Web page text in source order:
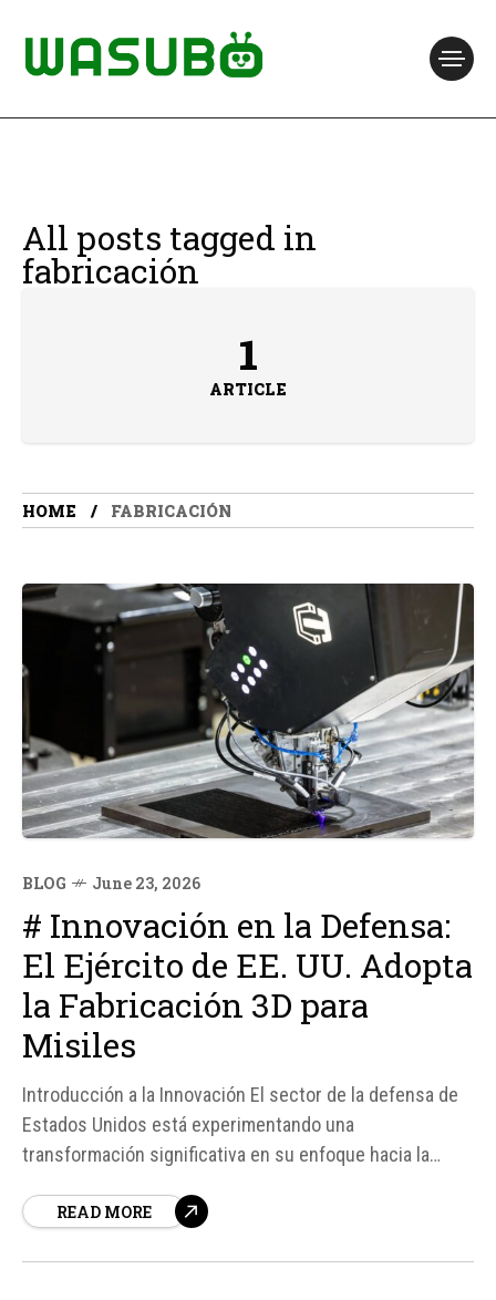
All posts tagged in
fabricación
1
ARTICLE
HOME FABRICACIÓN
BLOG June 23, 2026
# Innovación en la Defensa:
El Ejército de EE. UU. Adopta
la Fabricación 3D para
Misiles
Introducción a la Innovación El sector de la defensa de
Estados Unidos está experimentando una
transformación significativa en su enfoque hacia la
respecta a misiles. La adopción de la tecnología de
READ MORE